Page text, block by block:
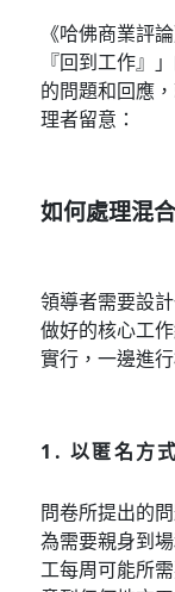
《哈佛商業評
『回到工作』
的問題和回應
理者留意：
如何處理混
領導者需要設
做好的核心工
實行，一邊進
1. 以匿名方
問卷所提出的
為需要親身到
工每周可能所